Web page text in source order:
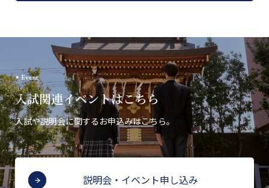
Event
入試関連イベントはこちら
入試や説明会に関するお申込みはこちら。
説明会・イベント申し込み